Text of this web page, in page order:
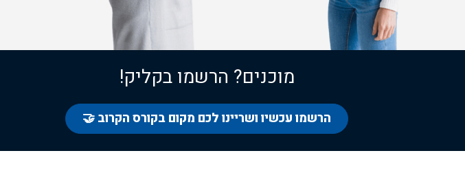
מוכנים? הרשמו בקליק!
הרשמו עכשיו ושריינו לכם מקום בקורס הקרוב 🤝